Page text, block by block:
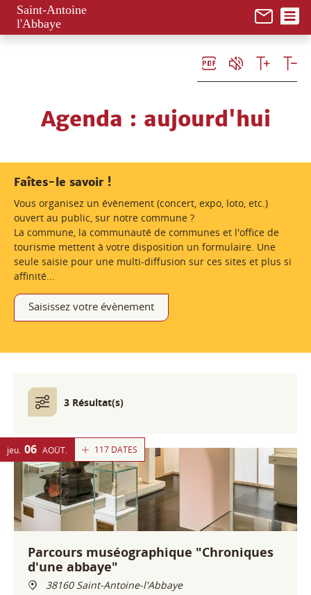
Saint-Antoine
l'Abbaye
Agenda : aujourd'hui
Faîtes-le savoir !
Vous organisez un évènement (concert, expo, loto, etc.)
ouvert au public, sur notre commune ?
La commune, la communauté de communes et l'office de
tourisme mettent à votre disposition un formulaire. Une
seule saisie pour une multi-diffusion sur ces sites et plus si
affinité...
Saisissez votre évènement
3 Résultat(s)
117 DATES
jeu. 06 AOÛT
Parcours muséographique "Chroniques
d'une abbaye"
38160 Saint-Antoine-l'Abbaye
Panneau de gestion des cookies